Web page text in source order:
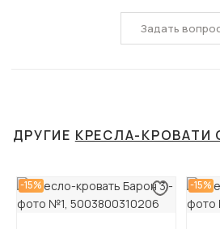
Задать
ДРУГИЕ КРЕСЛА-КРОВАТИ
-15% -15%